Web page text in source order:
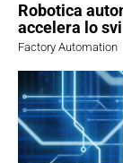
Robotica
accelera lo
Factory Automation